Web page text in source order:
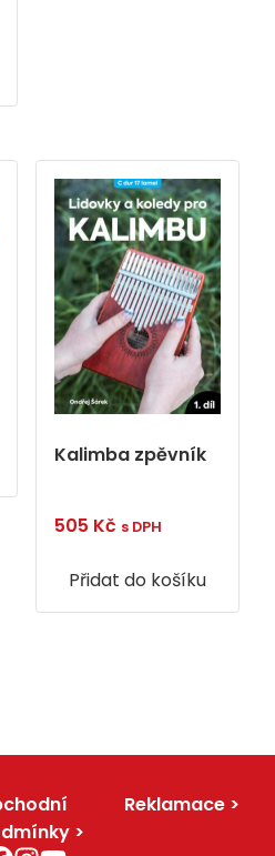
Kalimba zpěvník
505 Kč s DPH
Přidat do košíku
Reklamace